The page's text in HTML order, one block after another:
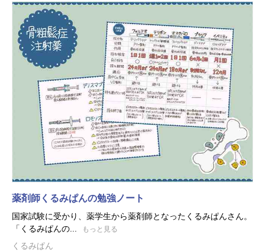
薬剤師くるみぱんの勉強ノート
国家試験に受かり、薬学生から薬剤師となったくるみぱんさん。
「くるみぱんの...
もっと見る
くるみぱん